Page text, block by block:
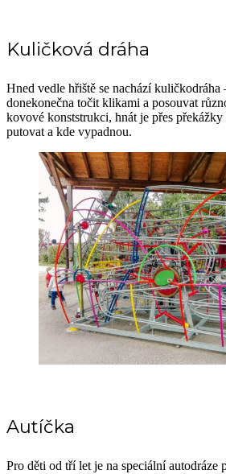
Kuličková dráha
Hned vedle hřiště se nachází kuličkodráha
donekonečna točit klikami a posouvat
kovové konststrukci, hnát je přes
putovat a kde vypadnou.
Autíčka
Pro děti od tří let je na speciální autodráze